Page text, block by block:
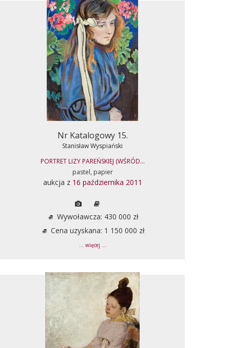
Nr Katalogowy 15.
Stanisław Wyspiański
PORTRET LIZY PAREŃSKIEJ (WŚRÓD...
pastel, papier
aukcja z 16 października 2011
Wywoławcza: 430 000 zł
Cena uzyskana: 1 150 000 zł
... więcej ...